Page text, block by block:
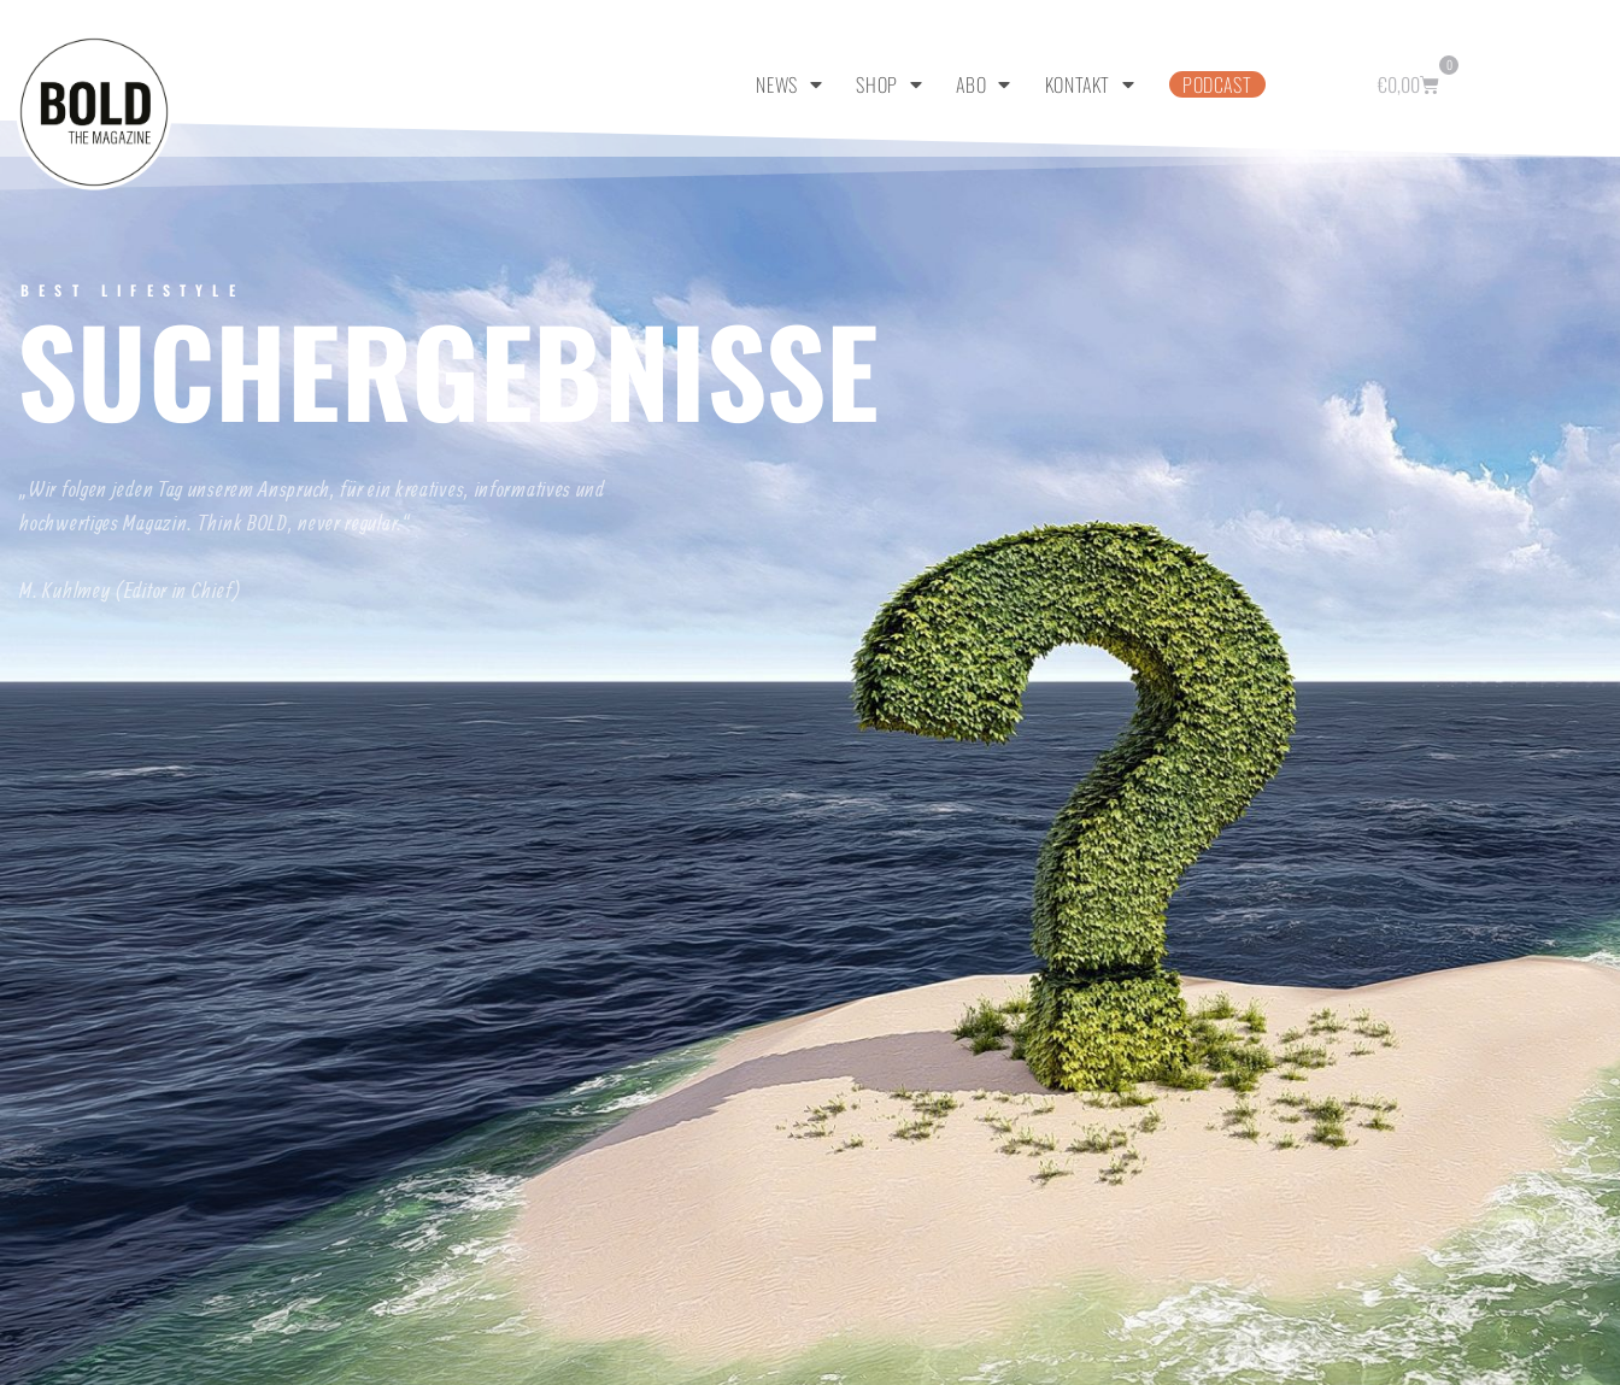
NEWS SHOP ABO KONTAKT PODCAST €0,00
0
BEST LIFESTYLE
SUCHERGEBNISSE
„Wir folgen jeden Tag unserem Anspruch, für ein kreatives, informatives und
hochwertiges Magazin. Think BOLD, never regular.“
M. Kuhlmey (Editor in Chief)